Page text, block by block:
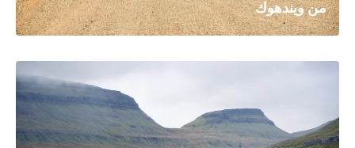
من ويندهوك